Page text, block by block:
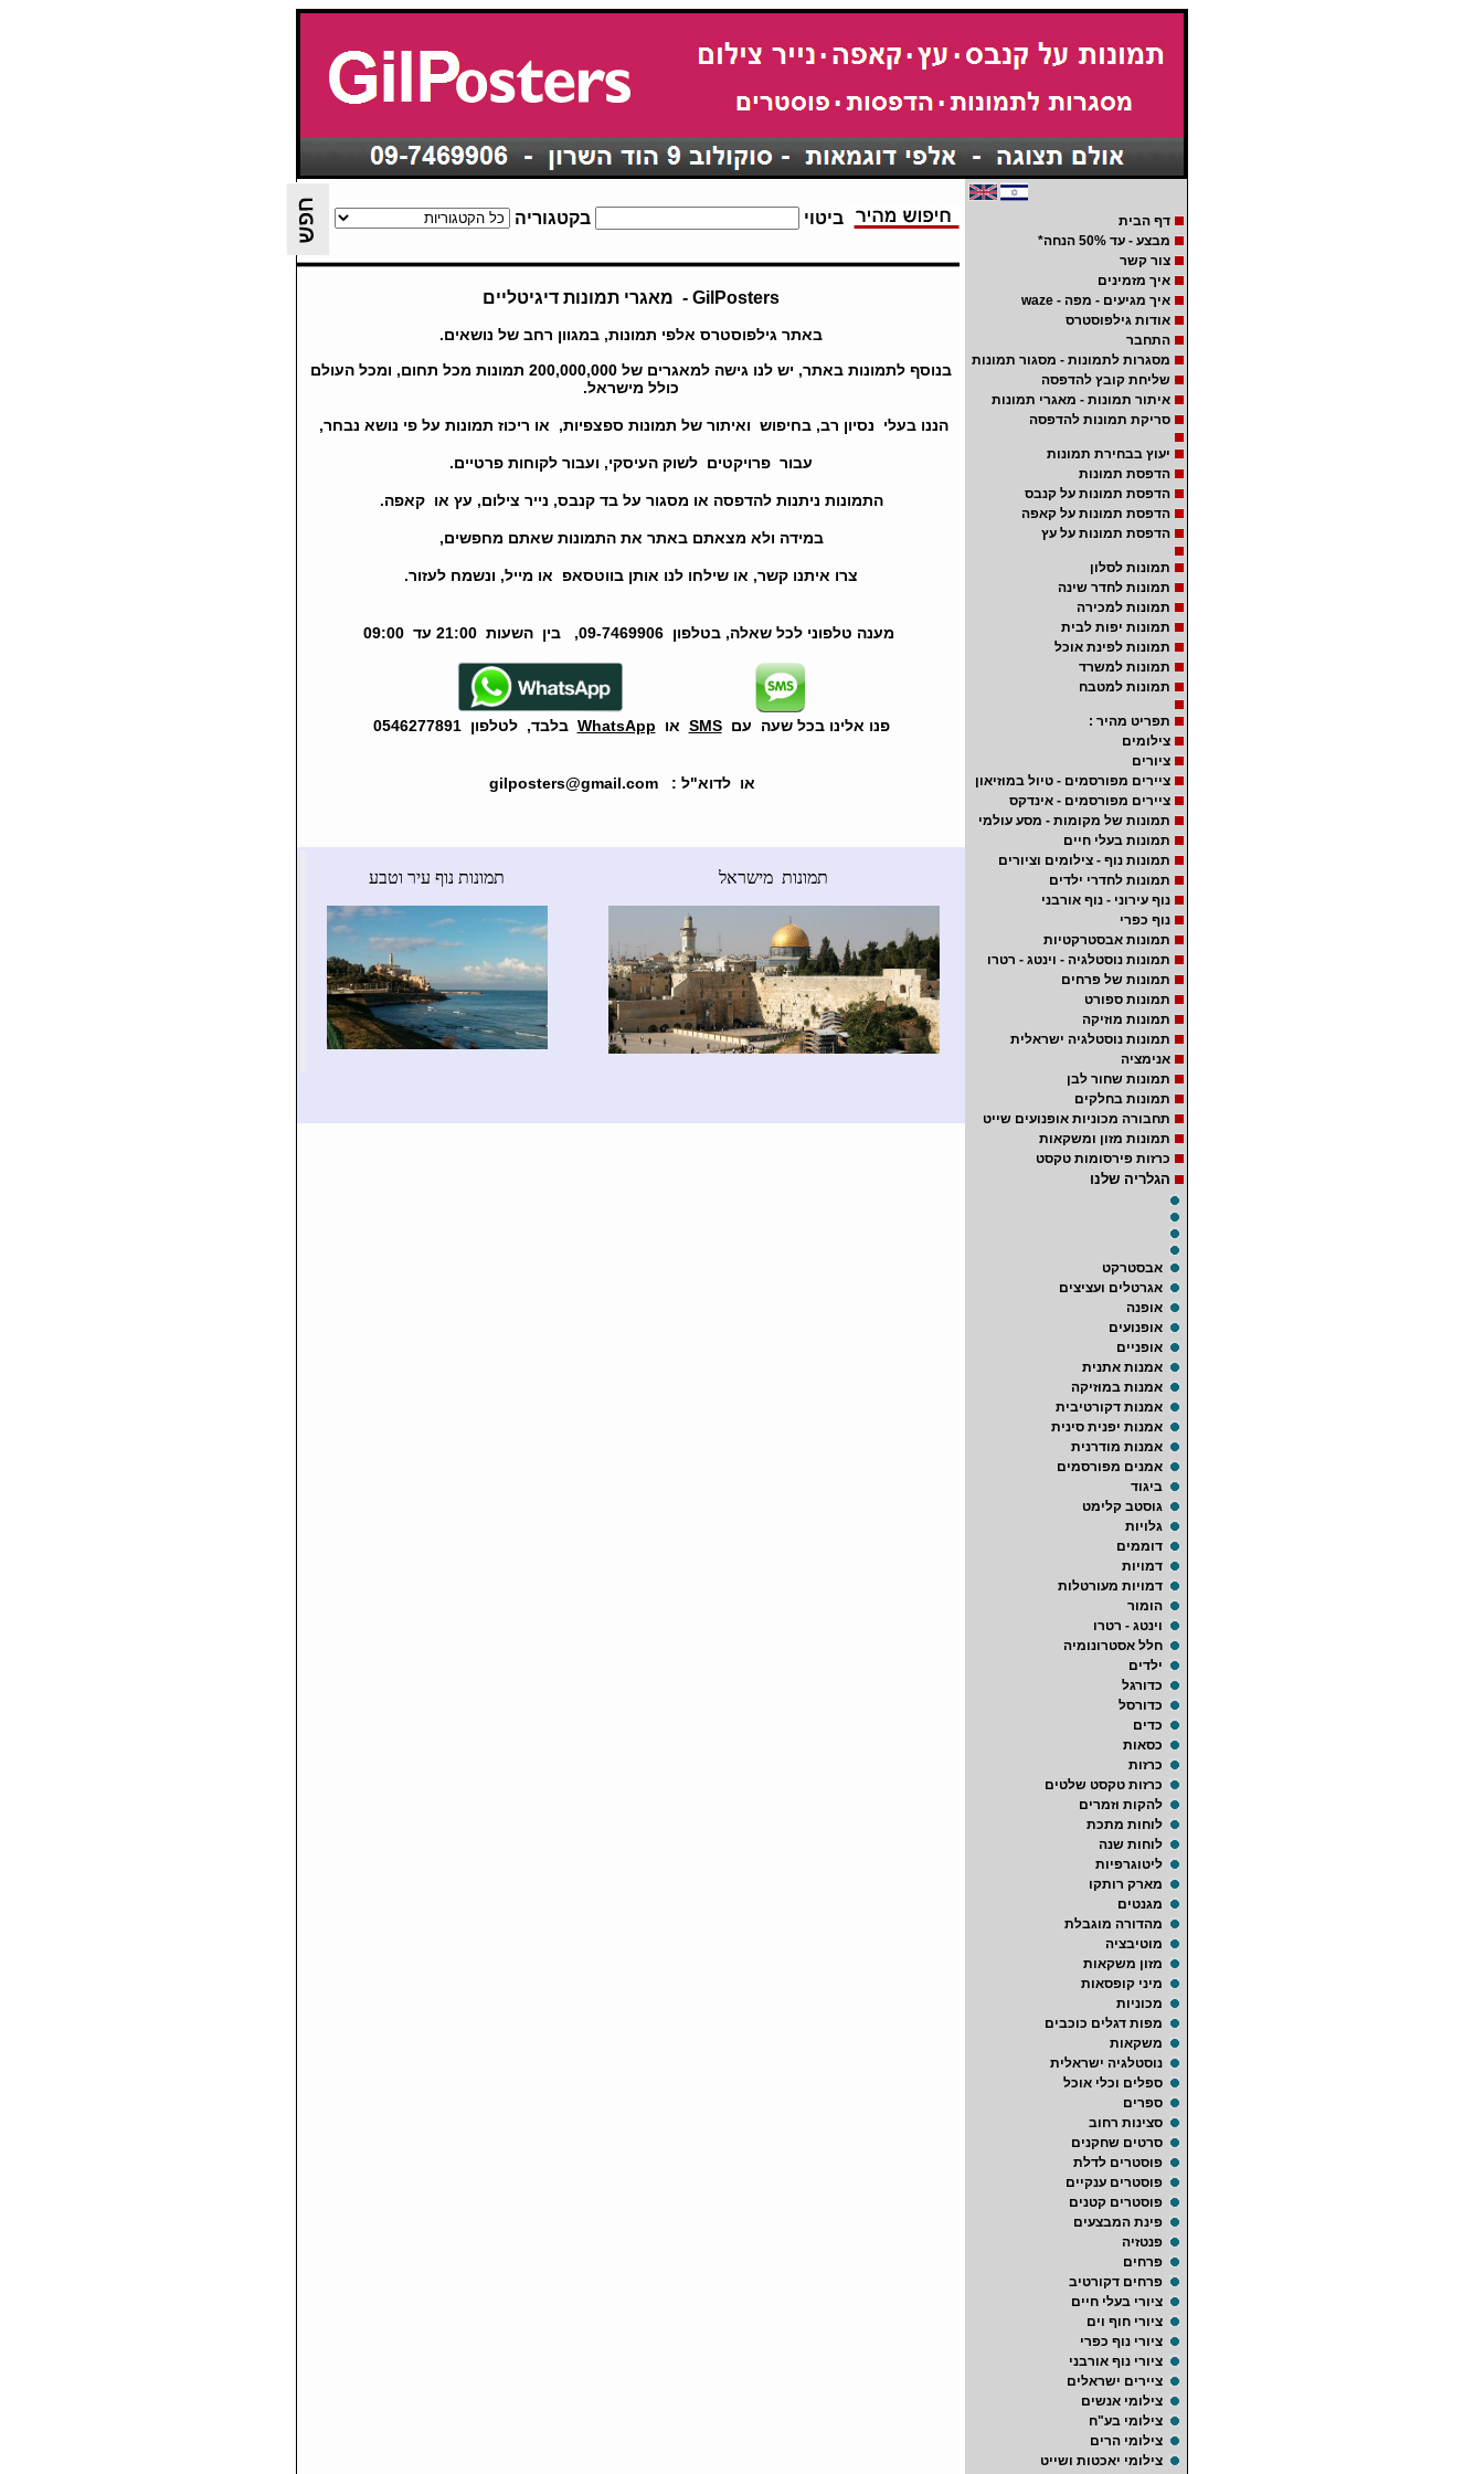
דף הבית
מבצע - עד 50% הנחה*
צור קשר
איך מזמינים
איך מגיעים - מפה - waze
אודות גילפוסטרס
התחבר
מסגרות לתמונות - מסגור תמונות
שליחת קובץ להדפסה
איתור תמונות - מאגרי תמונות
סריקת תמונות להדפסה
יעוץ בבחירת תמונות
הדפסת תמונות
הדפסת תמונות על קנבס
הדפסת תמונות על קאפה
הדפסת תמונות על עץ
תמונות לסלון
תמונות לחדר שינה
תמונות למכירה
תמונות יפות לבית
תמונות לפינת אוכל
תמונות למשרד
תמונות למטבח
תפריט מהיר :
צילומים
ציורים
ציירים מפורסמים - טיול במוזיאון
ציירים מפורסמים - אינדקס
תמונות של מקומות - מסע עולמי
תמונות בעלי חיים
תמונות נוף - צילומים וציורים
תמונות לחדרי ילדים
נוף עירוני - נוף אורבני
נוף כפרי
תמונות אבסטרקטיות
תמונות נוסטלגיה - וינטג - רטרו
תמונות של פרחים
תמונות ספורט
תמונות מוזיקה
תמונות נוסטלגיה ישראלית
אנימציה
תמונות שחור לבן
תמונות בחלקים
תחבורה מכוניות אופנועים שייט
תמונות מזון ומשקאות
כרזות פירסומות טקסט
הגלריה שלנו
אבסטרקט
אגרטלים ועציצים
אופנה
אופנועים
אופניים
אמנות אתנית
אמנות במוזיקה
אמנות דקורטיבית
אמנות יפנית סינית
אמנות מודרנית
אמנים מפורסמים
ביגוד
גוסטב קלימט
גלויות
דוממים
דמויות
דמויות מעורטלות
הומור
וינטג - רטרו
חלל אסטרונומיה
ילדים
כדורגל
כדורסל
כדים
כסאות
כרזות
כרזות טקסט שלטים
להקות וזמרים
לוחות מתכת
לוחות שנה
ליטוגרפיות
מארק רותקו
מגנטים
מהדורה מוגבלת
מוטיבציה
מזון משקאות
מיני קופסאות
מכוניות
מפות דגלים כוכבים
משקאות
נוסטלגיה ישראלית
ספלים וכלי אוכל
ספרים
סצינות רחוב
סרטים שחקנים
פוסטרים לדלת
פוסטרים ענקיים
פוסטרים קטנים
פינת המבצעים
פנטזיה
פרחים
פרחים דקורטיב
ציורי בעלי חיים
ציורי חוף וים
ציורי נוף כפרי
ציורי נוף אורבני
ציירים ישראלים
צילומי אנשים
צילומי בע"ח
צילומי הרים
צילומי יאכטות ושייט
ביטוי בקטגוריה
GilPosters - מאגרי תמונות דיגיטליים
באתר גילפוסטרס אלפי תמונות, במגוון רחב של נושאים.
בנוסף לתמונות באתר, יש לנו גישה למאגרים של 200,000,000 תמונות מכל תחום,
ומכל העולם
כולל מישראל.
הננו בעלי נסיון רב, בחיפוש ואיתור של תמונות ספצפיות, או ריכוז תמונות על פי נושא נבחר,
עבור פרויקטים לשוק העיסקי, ועבור לקוחות פרטיים.
התמונות ניתנות להדפסה או מסגור על בד קנבס, נייר צילום, עץ או קאפה.
במידה ולא מצאתם באתר את התמונות שאתם מחפשים,
צרו איתנו קשר, או שילחו לנו אותן בווטסאפ או מייל, ונשמח לעזור.
מענה טלפוני לכל שאלה, בטלפון 09-7469906, בין השעות 21:00 עד 09:00
פנו אלינו בכל שעה עםSMS או WhatsApp בלבד, לטלפון 0546277891
או לדוא"ל : gilposters@gmail.com
תמונות מישראל תמונות נוף עיר וטבע